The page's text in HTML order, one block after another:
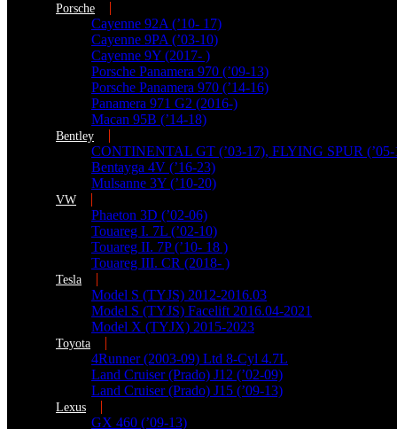
Porsche
Cayenne 92A (’10- 17)
Cayenne 9PA (’03-10)
Cayenne 9Y (2017- )
Porsche Panamera 970 (’09-13)
Porsche Panamera 970 (’14-16)
Panamera 971 G2 (2016-)
Macan 95B (’14-18)
Bentley
CONTINENTAL GT (’03-17), FLYING SPUR (’05-
Bentayga 4V (’16-23)
Mulsanne 3Y (’10-20)
VW
Phaeton 3D (’02-06)
Touareg I. 7L (’02-10)
Touareg II. 7P (’10- 18 )
Touareg III. CR (2018- )
Tesla
Model S (TYJS) 2012-2016.03
Model S (TYJS) Facelift 2016.04-2021
Model X (TYJX) 2015-2023
Toyota
4Runner (2003-09) Ltd 8-Cyl 4.7L
Land Cruiser (Prado) J12 (’02-09)
Land Cruiser (Prado) J15 (’09-13)
Lexus
GX 460 (’09-13)